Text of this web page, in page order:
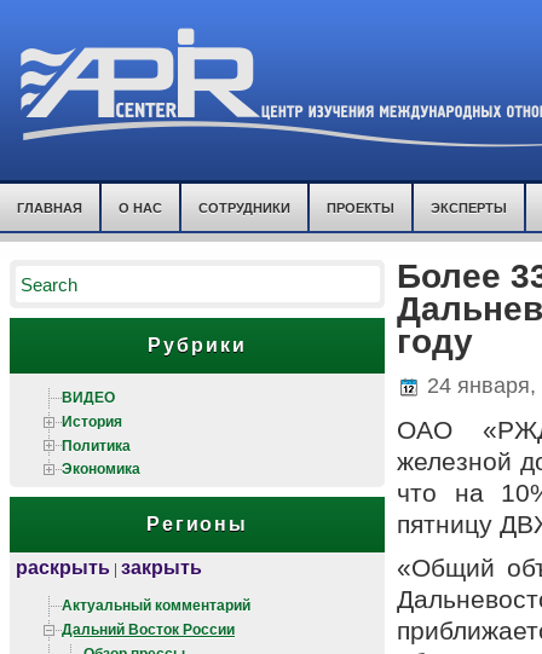
ГЛАВНАЯ О НАС СОТРУДНИКИ ПРОЕКТЫ ЭКСПЕРТЫ
Рубрики
ВИДЕО
История
Политика
Экономика
Регионы
раскрыть | закрыть
Актуальный комментарий
Дальний Восток России
Более
году
24 января,
ОАО
железной
что на
пятницу
«Общий